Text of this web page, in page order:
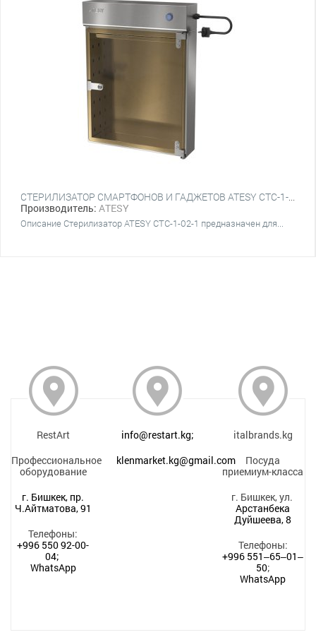
СТЕРИЛИЗАТОР СМАРТФОНОВ И ГАДЖЕТОВ ATESY СТС-1-02-1 (БЕЗ ПОЛОК)
Производитель: ATESY
Описание Стерилизатор ATESY СТС-1-02-1 предназначен для...
RestArt
Профессиональное
оборудование
г. Бишкек, пр.
Ч.Айтматова, 91
Телефоны:
+996 550 92-00-
04;
WhatsApp
info@restart.kg;
klenmarket.kg@gmail.com
italbrands.kg
Посуда
приемиум-класса
г. Бишкек, ул.
Арстанбека
Дуйшеева, 8
Телефоны:
+996 551‒65‒01‒
50;
WhatsApp